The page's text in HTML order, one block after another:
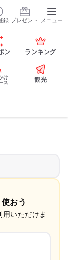
録 プレゼント メニュー
ン ランキング
け
ス
観光
おう
いただけま